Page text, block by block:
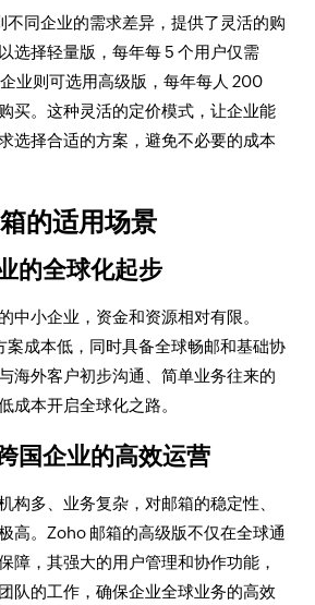
不同企业的需求差异，提供了灵活的购
选择轻量版，每年每 5 个用户仅需
业则可选用高级版，每年每人 200
买。这种灵活的定价模式，让企业能
选择合适的方案，避免不必要的成本
的适用场景
的全球化起步
中小企业，资金和资源相对有限。
案成本低，同时具备全球畅邮和基础协
海外客户初步沟通、简单业务往来的
成本开启全球化之路。
国企业的高效运营
构多、业务复杂，对邮箱的稳定性、
高。Zoho 邮箱的高级版不仅在全球通
障，其强大的用户管理和协作功能，
队的工作，确保企业全球业务的高效